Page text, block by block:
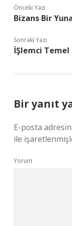
Önceki Yazı
Bizans Bir
Sonraki Yazı
İŞlemci Temel
Bir yanıt
E-posta
ile
Yorum